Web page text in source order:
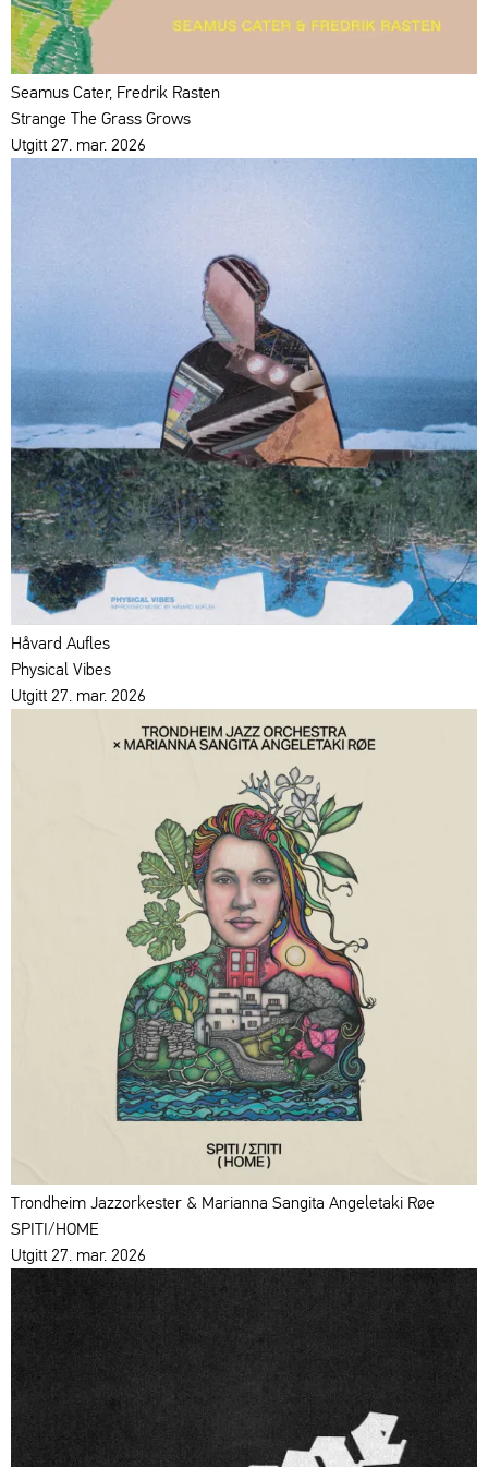
Seamus Cater, Fredrik Rasten
Strange The Grass Grows
Utgitt 27. mar. 2026
Håvard Aufles
Physical Vibes
Utgitt 27. mar. 2026
Trondheim Jazzorkester & Marianna Sangita Angeletaki Røe
SPITI/HOME
Utgitt 27. mar. 2026